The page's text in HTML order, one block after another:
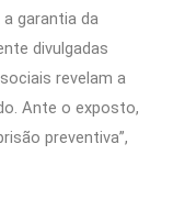
garantia da
divulgadas
revelam a
Ante o exposto,
preventiva”,